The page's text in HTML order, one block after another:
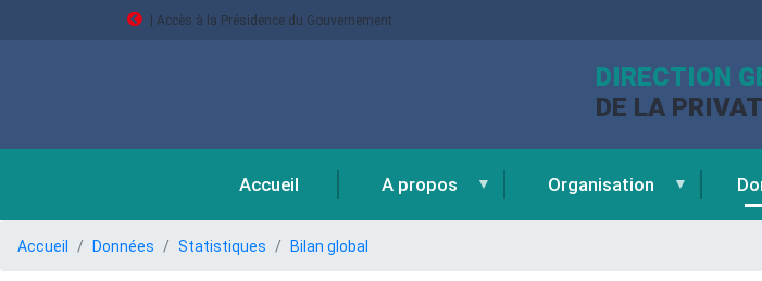
| Accès à la Présidence du Gouvernement
DIRECTION
DE LA
Accueil A propos Organisation
FilAccueil Données Statistiques Bilan global